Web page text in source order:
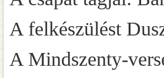
A felkészülést
A Mindszenty-